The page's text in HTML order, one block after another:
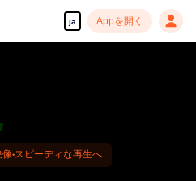
ja Appを開く
•スピーディな再生へ